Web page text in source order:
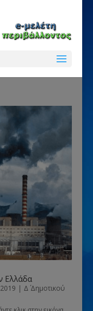
Ελλάδα
| Δ΄ Δημοτικού